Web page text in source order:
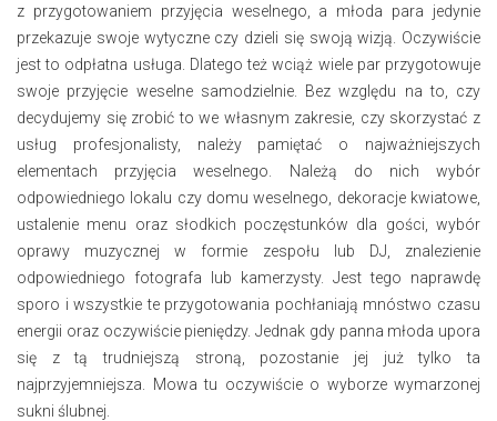
z przygotowaniem przyjęcia weselnego, a młoda para jedynie
przekazuje swoje wytyczne czy dzieli się swoją wizją. Oczywiście
jest to odpłatna usługa. Dlatego też wciąż wiele par przygotowuje
swoje przyjęcie weselne samodzielnie. Bez względu na to, czy
decydujemy się zrobić to we własnym zakresie, czy skorzystać z
usług profesjonalisty, należy pamiętać o najważniejszych
elementach przyjęcia weselnego. Należą do nich wybór
odpowiedniego lokalu czy domu weselnego, dekoracje kwiatowe,
ustalenie menu oraz słodkich poczęstunków dla gości, wybór
oprawy muzycznej w formie zespołu lub DJ, znalezienie
odpowiedniego fotografa lub kamerzysty. Jest tego naprawdę
sporo i wszystkie te przygotowania pochłaniają mnóstwo czasu
energii oraz oczywiście pieniędzy. Jednak gdy panna młoda upora
się z tą trudniejszą stroną, pozostanie jej już tylko ta
najprzyjemniejsza. Mowa tu oczywiście o wyborze wymarzonej
sukni ślubnej.